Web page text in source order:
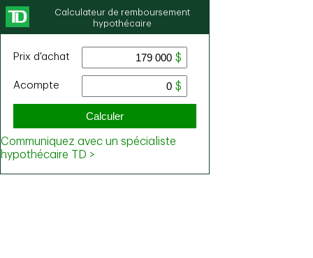
Calculateur de remboursement
hypothécaire
Prix ​​d'achat
Acompte
Calculer
Communiquez avec un spécialiste
hypothécaire TD >